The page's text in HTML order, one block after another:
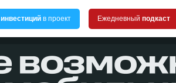
инвестиций в проект Ежедневный подкаст